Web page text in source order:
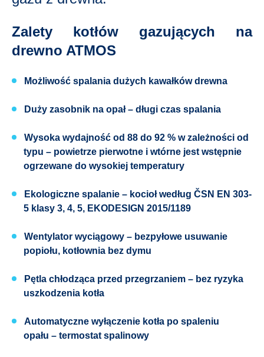
Zalety kotłów gazujących na
drewno ATMOS
Możliwość spalania dużych kawałków drewna
Duży zasobnik na opał– długi czas spalania
Wysoka wydajność od 88 do 92 % w zależności od
typu – powietrze pierwotne i wtórne jest wstępnie
ogrzewane do wysokiej temperatury
Ekologiczne spalanie – kocioł według ČSN EN 303-
5 klasy 3, 4, 5, EKODESIGN 2015/1189
Wentylator wyciągowy – bezpyłowe usuwanie
popiołu, kotłownia bez dymu ​ ​
Pętla chłodząca przed przegrzaniem – bez ryzyka
uszkodzenia kotła
Automatyczne wyłączenie kotła po spaleniu
opału – termostat spalinowy